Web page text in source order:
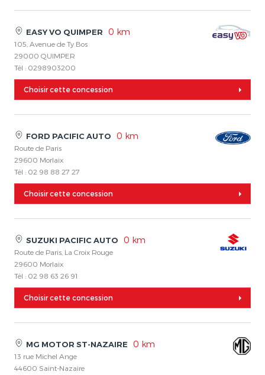
EASY VO QUIMPER 0 km
105, Avenue de Ty Bos
29000 QUIMPER
Tél : 0298903200
Choisir cette concession
FORD PACIFIC AUTO 0 km
Route de Paris
29600 Morlaix
Tél : 02 98 88 27 27
Choisir cette concession
SUZUKI PACIFIC AUTO 0 km
Route de Paris, La Croix Rouge
29600 Morlaix
Tél : 02 98 63 26 91
Choisir cette concession
MG MOTOR ST-NAZAIRE 0 km
13 rue Michel Ange
44600 Saint-Nazaire